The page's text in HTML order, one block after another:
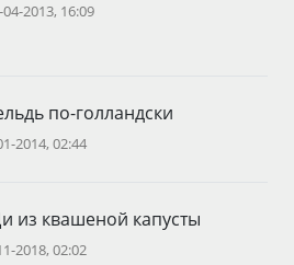
04-2013, 16:09
по-голландски
2014, 02:44
из квашеной капусты
2018, 02:02